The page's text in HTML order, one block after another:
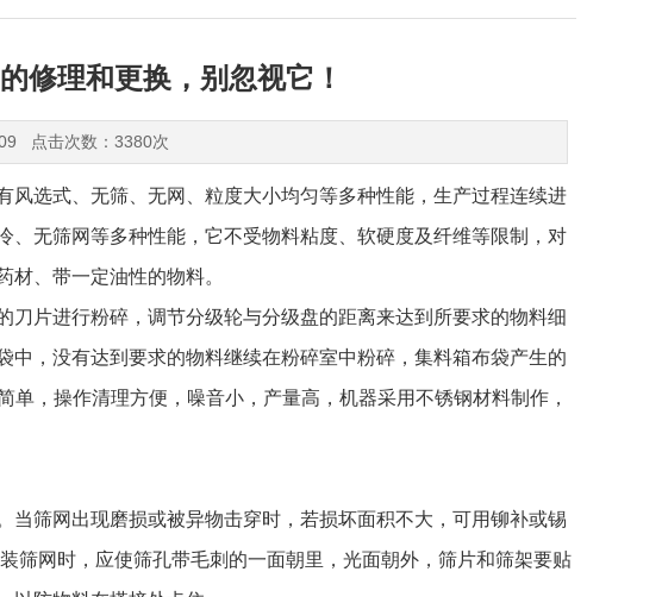
修理和更换，别忽视它！
点击次数：3380次
风选式、无筛、无网、粒度大小均匀等多种性能，生产过程连续进
无筛网等多种性能，它不受物料粘度、软硬度及纤维等限制，对
、带一定油性的物料。
片进行粉碎，调节分级轮与分级盘的距离来达到所要求的物料细
，没有达到要求的物料继续在粉碎室中粉碎，集料箱布袋产生的
，操作清理方便，噪音小，产量高，机器采用不锈钢材料制作，
筛网出现磨损或被异物击穿时，若损坏面积不大，可用铆补或锡
筛网时，应使筛孔带毛刺的一面朝里，光面朝外，筛片和筛架要贴